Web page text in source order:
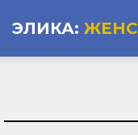
ЭЛИКА: